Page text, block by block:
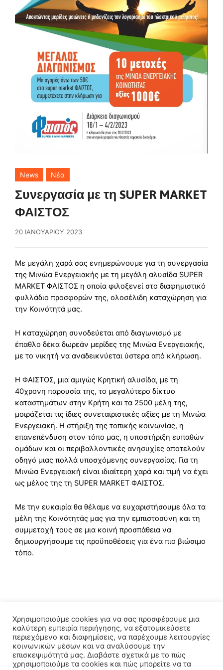
News Νέα
Συνεργασία με τη SUPER MARKET
ΦΑΙΣΤΟΣ
20 ΙΑΝΟΥΑΡΊΟΥ 2023
Με μεγάλη χαρά σας ενημερώνουμε για τη συνεργασία
της Μινώα Ενεργειακής με τη μεγάλη αλυσίδα SUPER
MARKET ΦΑΙΣΤΟΣ η οποία φιλοξενεί στο διαφημιστικό
φυλλάδιο προσφορών της, ολοσέλιδη καταχώρηση για
την Κοινότητά μας.
Η καταχώρηση συνοδεύεται από διαγωνισμό με
έπαθλο δέκα δωρεάν μερίδες της Μινώα Ενεργειακής,
με το νικητή να αναδεικνύεται ύστερα από κλήρωση.
Η ΦΑΙΣΤΟΣ, μια αμιγώς Κρητική αλυσίδα, με τη
40χρονη παρουσία της, το μεγαλύτερο δίκτυο
καταστημάτων στην Κρήτη και τα 2500 μέλη της,
μοιράζεται τις ίδιες συνεταιριστικές αξίες με τη Μινώα
Ενεργειακή. Η στήριξη της τοπικής κοινωνίας, η
επανεπένδυση στον τόπο μας, η υποστήριξη ευπαθών
ομάδων και οι περιβαλλοντικές ανησυχίες αποτελούν
οδηγό μιας πολλά υποσχόμενης συνεργασίας. Για τη
Μινώα Ενεργειακή είναι ιδιαίτερη χαρά και τιμή να έχει
ως μέλος της τη SUPER MARKET ΦΑΙΣΤΟΣ.
Με την ευκαιρία θα θέλαμε να ευχαριστήσουμε όλα τα
μέλη της Κοινότητάς μας για την εμπιστοσύνη και τη
συμμετοχή τους σε μια κοινή προσπάθεια να
δημιουργήσουμε τις προϋποθέσεις για ένα πιο βιώσιμο
τόπο.
Χρησιμοποιούμε cookies για να σας προσφέρουμε μια
καλύτερη εμπειρία περιήγησης, να εξατομικεύσετε
περιεχόμενο και διαφημίσεις, να παρέχουμε λειτουργίες
κοινωνικών μέσων και να αναλύσουμε την
επισκεψιμότητά μας. Διαβάστε σχετικά με το πώς
χρησιμοποιούμε τα cookies και πώς μπορείτε να τα